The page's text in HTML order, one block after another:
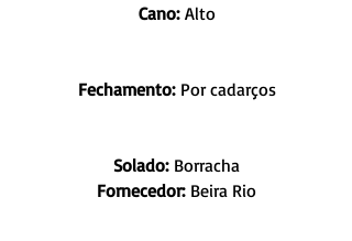
Cano:Alto
Fechamento: Por cadarços
Solado:Borracha
Fornecedor: Beira Rio